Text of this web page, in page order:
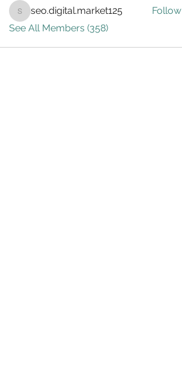
seo.digital.market125
seo.digital.market125
Follow
See All Members (358)